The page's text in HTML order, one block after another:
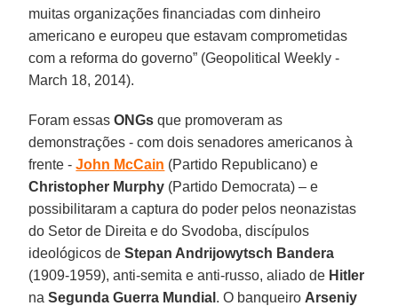
muitas organizações financiadas com dinheiro
americano e europeu que estavam comprometidas
com a reforma do governo” (Geopolitical Weekly -
March 18, 2014).
Foram essasONGs que promoveram as
demonstrações - com dois senadores americanos à
frente -John McCain (Partido Republicano) e
Christopher Murphy (Partido Democrata) – e
possibilitaram a captura do poder pelos neonazistas
do Setor de Direita e do Svodoba, discípulos
ideológicos deStepan Andrijowytsch Bandera
(1909-1959), anti-semita e anti-russo, aliado de Hitler
naSegunda Guerra Mundial . O banqueiro Arseniy